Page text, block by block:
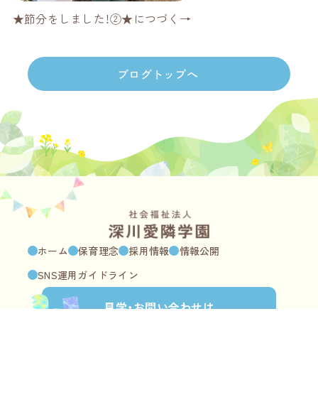
★節分をしました！②★につづく→
ブログトップへ
ホーム 保育理念 採用情報
情報公開
SNS運用ガイドライン
見学・お問い合わせは